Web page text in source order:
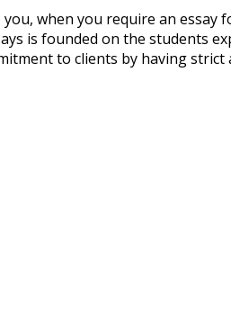
when you require an
is founded on the students
to clients by having